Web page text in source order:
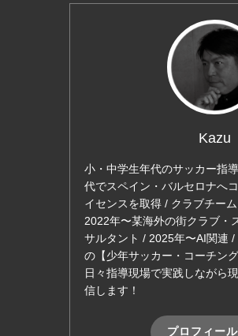
Kazu
小・中学生年代のサッカー指
代でスペイン・バルセロナへ
イセンスを取得 / クラブチー
2022年〜某海外の街クラブ・
サルタント / 2025年〜AI関連
の【少年サッカー・コーチング
日々指導現場で実践しながら
信します！
プロフィー